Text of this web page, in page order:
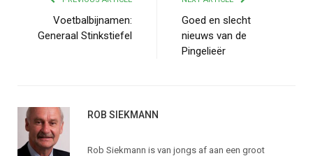
Voetbalbijnamen:
Generaal Stinkstiefel
Goed en slecht
nieuws van de
Pingelieër
ROB SIEKMANN
Rob Siekmann is van jongs af aan een groot